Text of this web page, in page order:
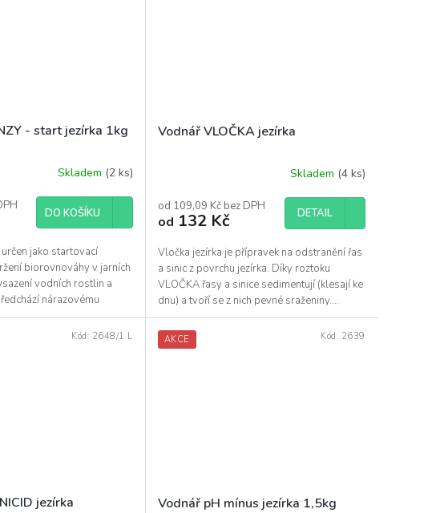
- start jezírka 1kg
Skladem (2 ks)
DO KOŠÍKU
jako startovací
biorovnováhy v jarních
vodních rostlin a
nárazovému
Vodnář VLOČKA jezírka
Skladem (4 ks)
od 109,09 Kč bez DPH
od 132 Kč DETAIL
Vločka jezírka je přípravek na odstranění řas
a sinic z povrchu jezírka. Díky roztoku
VLOČKA řasy a sinice sedimentují (klesají ke
dnu) a tvoří se z nich pevné sraženiny....
jezírka
Kód: 2648/1 L AKCE
Vodnář pH mínus jezírka 1,5kg
Kód: 2639